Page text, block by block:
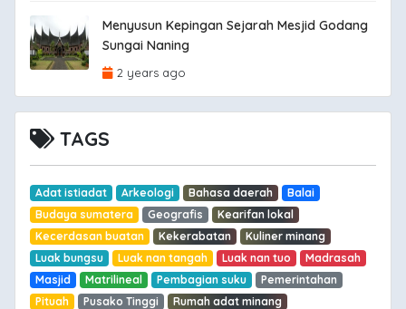
Menyusun Kepingan Sejarah Mesjid Godang
Sungai Naning
2 years ago
TAGS
Adat istiadat Arkeologi Bahasa daerah
Balai
Budaya sumatera
Geografis
Kearifan lokal
Kecerdasan buatan
Kekerabatan
Kuliner minang
Luak bungsu
Luak nan tangah Luak nan tuo
Madrasah
Masjid
Matrilineal Pembagian suku
Pemerintahan
Pituah
Pusako Tinggi
Rumah adat minang